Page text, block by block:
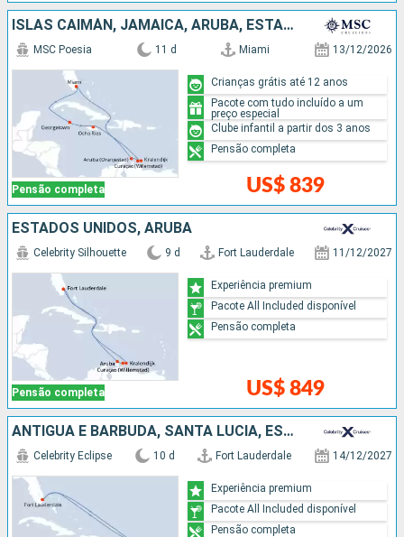
ISLAS CAIMÁN, JAMAICA, ARUBA, ESTADOS UNIDOS
Pensão completa
MSC Poesia 11 d Miami 13/12/2026
US$ 839
Crianças grátis até 12 anos
Pacote com tudo incluído a um
preço especial
Clube infantil a partir dos 3 anos
Pensão completa
ESTADOS UNIDOS, ARUBA
Pensão completa
Celebrity Silhouette 9 d Fort Lauderdale 11/12/2027
US$ 849
Experiência premium
Pacote All Included disponível
Pensão completa
ANTIGUA E BARBUDA, SANTA LUCIA, ESTADOS UNIDOS
Celebrity Eclipse 10 d Fort Lauderdale 14/12/2027
Experiência premium
Pacote All Included disponível
Pensão completa